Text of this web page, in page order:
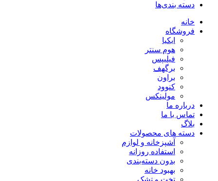
دسته بندی‌ها
خانه
فروشگاه
ایکیا
هوم سنتر
فیلیپس
برگهف
براون
کنوود
مولینکس
درباره ما
تماس با ما
بلاگ
دسته های محصولات
آشپزخانه و لوازم
استفاده روزانه
بدون دسته‌بندی
بهبود خانه
تخت و تشک